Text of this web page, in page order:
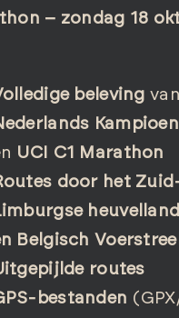
– zondag 18
beleving
UCI C1 Marathon
door het
Belgisch
routes
bestanden